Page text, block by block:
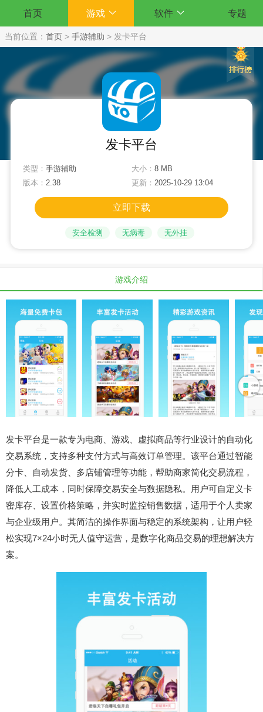
首页 游戏 软件 专题
当前位置： 首页 > 手游辅助 > 发卡平台
发卡平台
类型： 手游辅助 大小： 8 MB
版本： 2.38 更新： 2025-10-29 13:04
立即下载
安全检测 无病毒 无外挂
游戏介绍
发卡平台是一款专为电商、游戏、虚拟商品等行业设计的自动化
交易系统，支持多种支付方式与高效订单管理。该平台通过智能
分卡、自动发货、多店铺管理等功能，帮助商家简化交易流程，
降低人工成本，同时保障交易安全与数据隐私。用户可自定义卡
密库存、设置价格策略，并实时监控销售数据，适用于个人卖家
与企业级用户。其简洁的操作界面与稳定的系统架构，让用户轻
松实现7×24小时无人值守运营，是数字化商品交易的理想解决方
案。